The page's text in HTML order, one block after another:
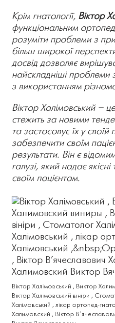
Крім гнатології, Віктор
функціональним
розуміти проблеми з
більш широкої
досвід дозволяє
найскладніші проблеми
з використанням
Віктор Халімовський –
стежить за новими
та застосовує їх у
забезпечити своїм
результати. Він є
галузі, який надає
своїм пацієнтам.
Віктор Халімовський , Виктор
Віктор Халімовський вініри ,
Халімовський , лікар ортопед-
Халимовский , Віктор